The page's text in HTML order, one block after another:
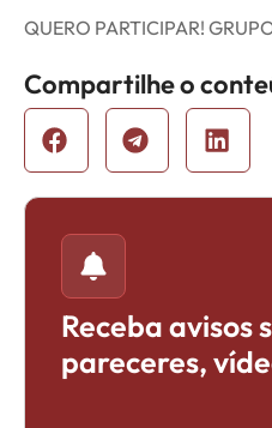
QUERO PARTICIPAR!
Compartilhe o
Receba avisos
pareceres,